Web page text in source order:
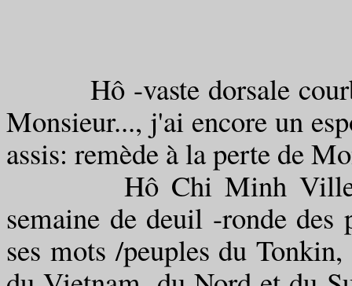
Hô -vaste dorsale
Monsieur..., j'ai encore un
assis: remède à la perte de
Hô Chi Minh Ville -
semaine de deuil -ronde des
ses mots /peuples du